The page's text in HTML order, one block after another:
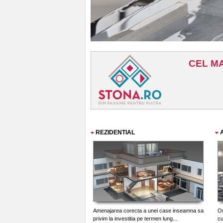
REZIDENTIAL
Amenajarea corecta a unei case inseamna sa
privim la investitia pe termen lung...